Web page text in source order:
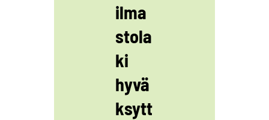
ilma
stola
ki
hyvä
ksytt